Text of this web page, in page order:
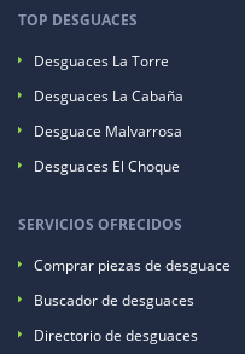
TOP DESGUACES
Desguaces La Torre
Desguaces La Cabaña
Desguace Malvarrosa
Desguaces El Choque
SERVICIOS OFRECIDOS
Comprar piezas de desguace
Buscador de desguaces
Directorio de desguaces